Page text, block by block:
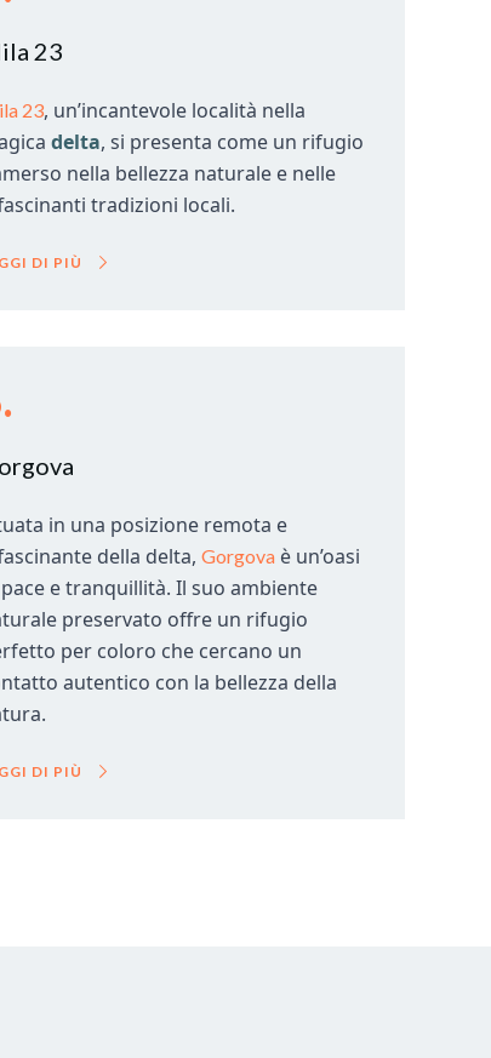
23
23, un’incantevole località nella
delta, si presenta come un rifugio
nella bellezza naturale e nelle
tradizioni locali.
DI PIÙ
in una posizione remota e
della delta,Gorgova è un’oasi
e tranquillità. Il suo ambiente
preservato offre un rifugio
per coloro che cercano un
autentico con la bellezza della
DI PIÙ